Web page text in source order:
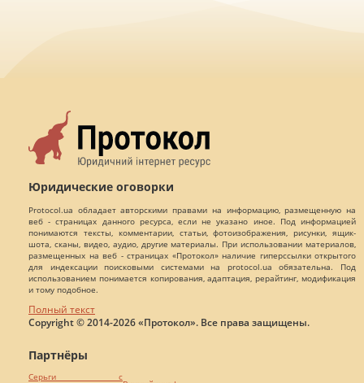
Юридические оговорки
Protocol.ua обладает авторскими правами на информацию, размещенную на
веб - страницах данного ресурса, если не указано иное. Под информацией
понимаются тексты, комментарии, статьи, фотоизображения, рисунки, ящик-
шота, сканы, видео, аудио, другие материалы. При использовании материалов,
размещенных на веб - страницах «Протокол» наличие гиперссылки открытого
для индексации поисковыми системами на protocol.ua обязательна. Под
использованием понимается копирования, адаптация, рерайтинг, модификация
и тому подобное.
Полный текст
Copyright © 2014-2026 «Протокол». Все права защищены.
Партнёры
Серьги с